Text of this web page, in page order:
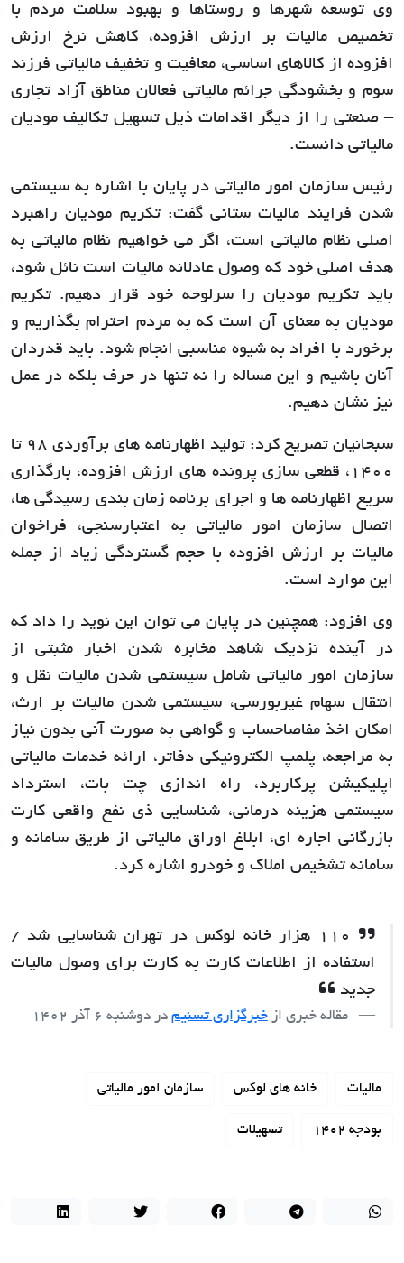
وی توسعه شهرها و روستاها و بهبود سلامت مردم با
تخصیص مالیات بر ارزش افزوده، کاهش نرخ ارزش
افزوده از کالاهای اساسی، معافیت و تخفیف مالیاتی فرزند
سوم و بخشودگی جرائم مالیاتی فعالان مناطق آزاد تجاری
– صنعتی را از دیگر اقدامات ذیل تسهیل تکالیف مودیان
مالیاتی دانست.
رئیس سازمان امور مالیاتی در پایان با اشاره به سیستمی
شدن فرایند مالیات ستانی گفت: تکریم مودیان راهبرد
اصلی نظام مالیاتی است، اگر می خواهیم نظام مالیاتی به
هدف اصلی خود که وصول عادلانه مالیات است نائل شود،
باید تکریم مودیان را سرلوحه خود قرار دهیم. تکریم
مودیان به معنای آن است که به مردم احترام بگذاریم و
برخورد با افراد به شیوه مناسبی انجام شود. باید قدردان
آنان باشیم و این مساله را نه تنها در حرف بلکه در عمل
نیز نشان دهیم.
سبحانیان تصریح کرد: تولید اظهارنامه های برآوردی 98 تا
1400، قطعی سازی پرونده های ارزش افزوده، بارگذاری
سریع اظهارنامه ها و اجرای برنامه زمان بندی رسیدگی ها،
اتصال سازمان امور مالیاتی به اعتبارسنجی، فراخوان
مالیات بر ارزش افزوده با حجم گستردگی زیاد از جمله
این موارد است.
وی افزود: همچنین در پایان می توان این نوید را داد که
در آینده نزدیک شاهد مخابره شدن اخبار مثبتی از
سازمان امور مالیاتی شامل سیستمی شدن مالیات نقل و
انتقال سهام غیربورسی، سیستمی شدن مالیات بر ارث،
امکان اخذ مفاصاحساب و گواهی به صورت آنی بدون نیاز
به مراجعه، پلمپ الکترونیکی دفاتر، ارائه خدمات مالیاتی
اپلیکیشن پرکاربرد، راه اندازی چت بات، استرداد
سیستمی هزینه درمانی، شناسایی ذی نفع واقعی کارت
بازرگانی اجاره ای، ابلاغ اوراق مالیاتی از طریق سامانه و
سامانه تشخیص املاک و خودرو اشاره کرد.
110 هزار خانه لوکس در تهران شناسایی شد /
استفاده از اطلاعات کارت به کارت برای وصول مالیات
جدید
مقاله خبری از خبرگزاری تسنیم در دوشنبه 6 آذر 1402
مالیات خانه های لوکس سازمان امور مالیاتی
بودجه 1402 تسهیلات